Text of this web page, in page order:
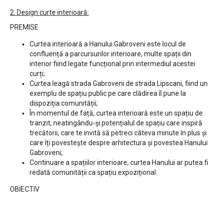
2. Design curte interioară:
PREMISE
Curtea interioară a Hanului Gabroveni este locul de
confluență a parcursurilor interioare, multe spații din
interior fiind legate funcțional prin intermediul acestei
curți;
Curtea leagă strada Gabroveni de strada Lipscani, fiind un
exemplu de spațiu public pe care clădirea îl pune la
dispoziția comunității;
În momentul de față, curtea interioară este un spațiu de
tranzit, neatingându-și potențialul de spațiu care inspiră
trecătorii, care te invită să petreci câteva minute în plus și
care îți povestește despre arhitectura și povestea Hanului
Gabroveni;
Continuare a spațiilor interioare, curtea Hanului ar putea fi
redată comunității ca spațiu expozițional.
OBIECTIV